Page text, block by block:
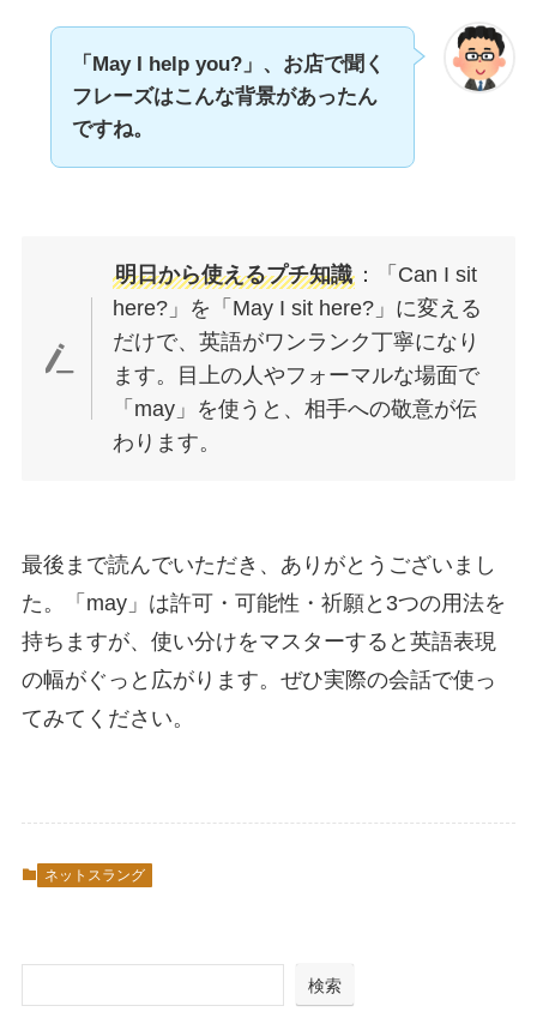
「May I help you?」、お店で聞く
フレーズはこんな背景があったん
ですね。
明日から使えるプチ知識 ：「Can I sit
here?」を「May I sit here?」に変える
だけで、英語がワンランク丁寧になり
ます。目上の人やフォーマルな場面で
「may」を使うと、相手への敬意が伝
わります。
最後まで読んでいただき、ありがとうございまし
た。「may」は許可・可能性・祈願と3つの用法を
持ちますが、使い分けをマスターすると英語表現
の幅がぐっと広がります。ぜひ実際の会話で使っ
てみてください。
ネットスラング
検索